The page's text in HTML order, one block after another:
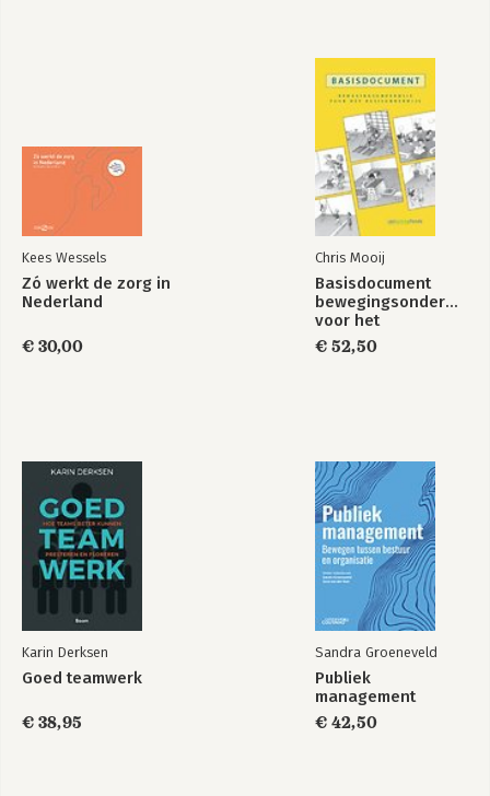
Kees Wessels
Zó werkt de zorg in
Nederland
€ 30,00
Chris Mooij
Basisdocument
bewegingsonderwijs
voor het
basisonderwijs
€ 52,50
Karin Derksen
Goed teamwerk
€ 38,95
Sandra Groeneveld
Publiek
management
€ 42,50